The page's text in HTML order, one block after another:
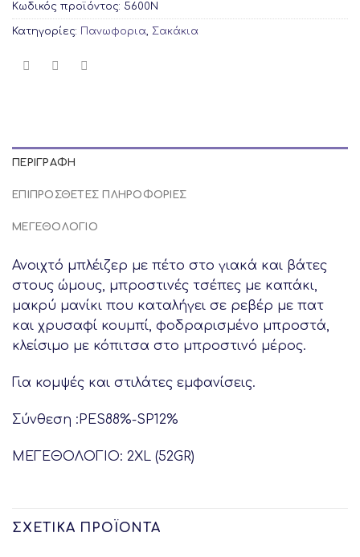
Κωδικός προϊόντος: 5600N
Κατηγορίες: Πανωφορια, Σακάκια
ΠΕΡΙΓΡΑΦΉ
ΕΠΙΠΡΌΣΘΕΤΕΣ ΠΛΗΡΟΦΟΡΊΕΣ
ΜΕΓΕΘΟΛΟΓΙΟ
Ανοιχτό μπλέιζερ με πέτο στο γιακά και βάτες
στους ώμους, μπροστινές τσέπες με καπάκι,
μακρύ μανίκι που καταλήγει σε ρεβέρ με πατ
και χρυσαφί κουμπί, φοδραρισμένο μπροστά,
κλείσιμο με κόπιτσα στο μπροστινό μέρος.
Για κομψές και στιλάτες εμφανίσεις.
Σύνθεση :PES88%-SP12%
ΜΕΓΕΘΟΛΟΓΙΟ: 2XL (52GR)
ΣΧΕΤΙΚΆ ΠΡΟΪΌΝΤΑ